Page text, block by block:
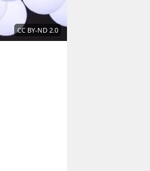
CC BY-ND 2.0